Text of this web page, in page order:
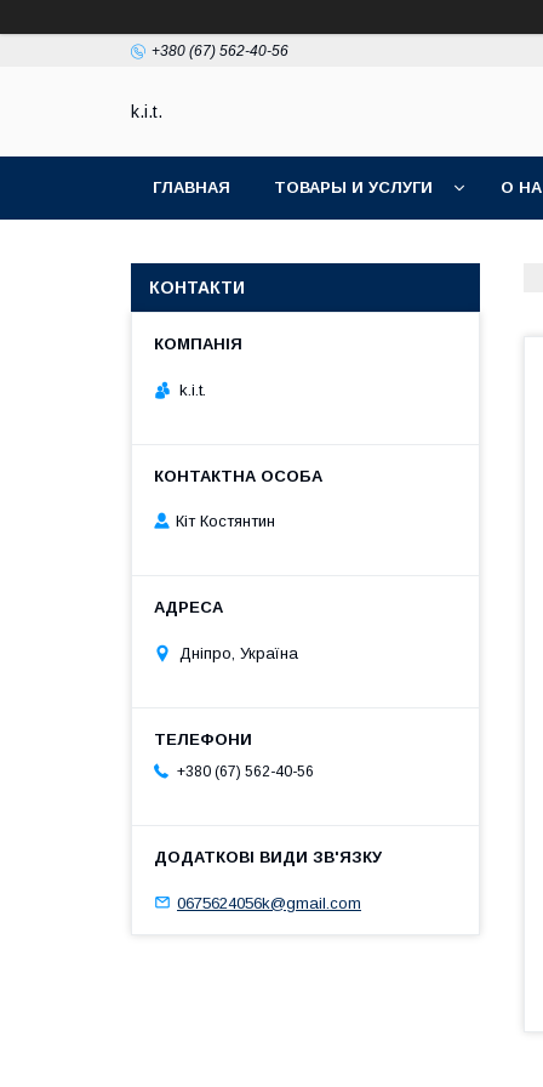
+380 (67) 562-40-56
k.i.t.
ГЛАВНАЯ ТОВАРЫ И УСЛУГИ О
КОНТАКТИ
k.i.t.
Кіт Костянтин
Дніпро, Україна
+380 (67) 562-40-56
0675624056k@gmail.com